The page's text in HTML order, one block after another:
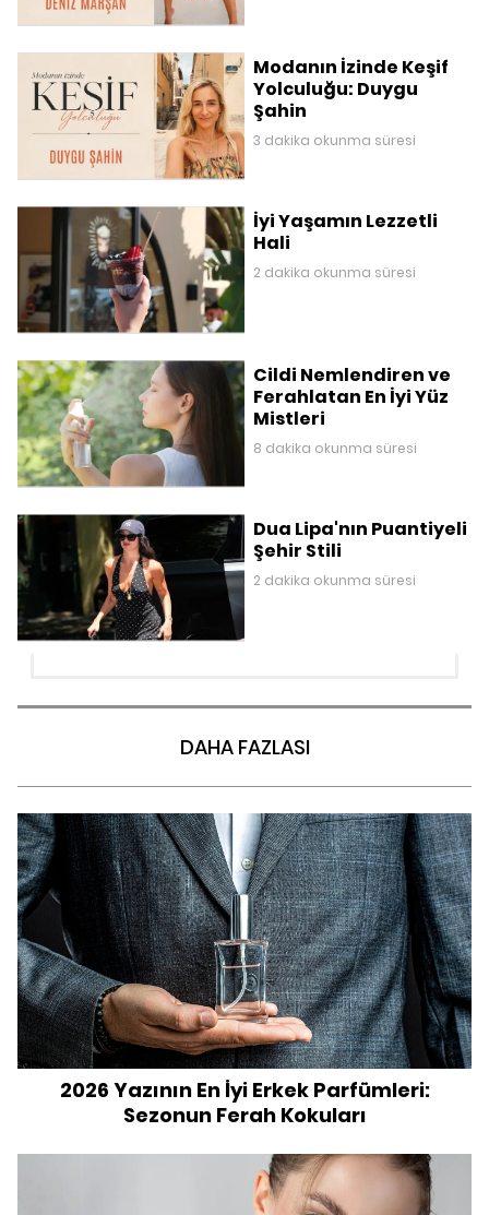
Modanın İzinde Keşif
Yolculuğu: Duygu
Şahin
3 dakika okunma süresi
İyi Yaşamın Lezzetli
Hali
2 dakika okunma süresi
Cildi Nemlendiren ve
Ferahlatan En İyi Yüz
Mistleri
8 dakika okunma süresi
Dua Lipa'nın Puantiyeli
Şehir Stili
2 dakika okunma süresi
DAHA FAZLASI
2026 Yazının En İyi Erkek Parfümleri:
Sezonun Ferah Kokuları